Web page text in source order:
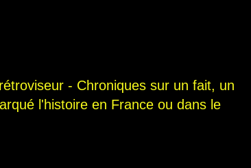
- Chroniques sur un fait, un
l'histoire en France ou dans le